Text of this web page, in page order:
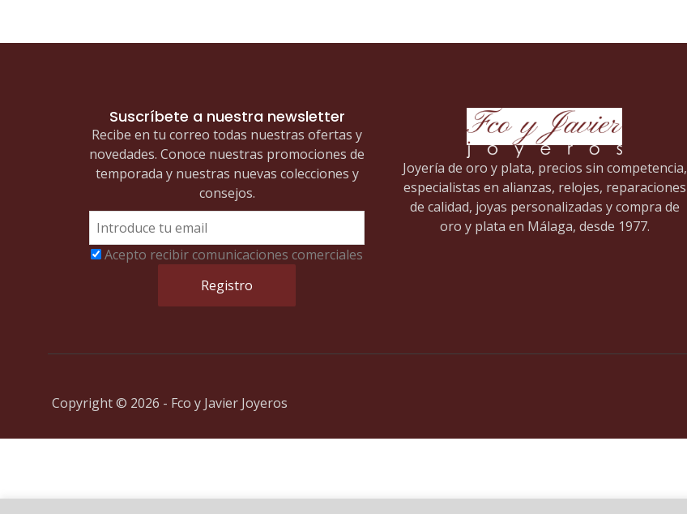
Suscríbete a nuestra newsletter
Recibe en tu correo todas nuestras ofertas y
novedades. Conoce nuestras promociones de
temporada y nuestras nuevas colecciones y
consejos.
Acepto recibir comunicaciones comerciales
Joyería de oro y plata, precios sin competencia,
especialistas en alianzas, relojes, reparaciones
de calidad, joyas personalizadas y compra de
oro y plata en Málaga, desde 1977.
Copyright © 2026 - Fco y Javier Joyeros